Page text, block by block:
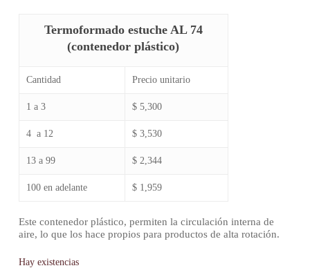
Termoformado estuche AL 74
(contenedor plástico)
Cantidad Precio unitario
1 a 3 $ 5,300
4 a 12 $ 3,530
13 a 99 $ 2,344
100 en adelante $ 1,959
Este contenedor plástico, permiten la circulación interna de
aire, lo que los hace propios para productos de alta rotación.
Hay existencias